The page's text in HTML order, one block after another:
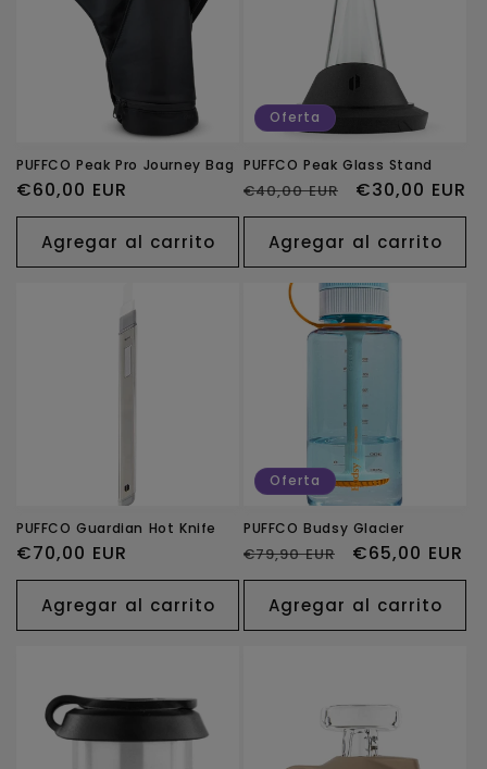
PUFFCO Peak Pro Journey Bag
Precio
habitual
€60,00 EUR
Agregar al carrito
Oferta
PUFFCO Peak Glass Stand
Precio
habitual
€40,00 EUR
Precio
de
oferta
€30,00 EUR
Agregar al carrito
PUFFCO Guardian Hot Knife
Precio
habitual
€70,00 EUR
Agregar al carrito
Oferta
PUFFCO Budsy Glacier
Precio
habitual
€79,90 EUR
Precio
de
oferta
€65,00 EUR
Agregar al carrito